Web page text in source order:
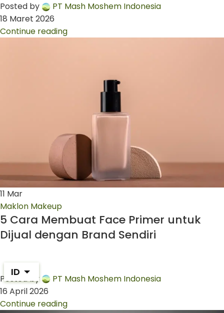
Posted by
PT Mash Moshem Indonesia
18 Maret 2026
Continue reading
11 Mar
Maklon Makeup
5 Cara Membuat Face Primer untuk
Dijual dengan Brand Sendiri
Posted by
PT Mash Moshem Indonesia
16 April 2026
Continue reading
ID